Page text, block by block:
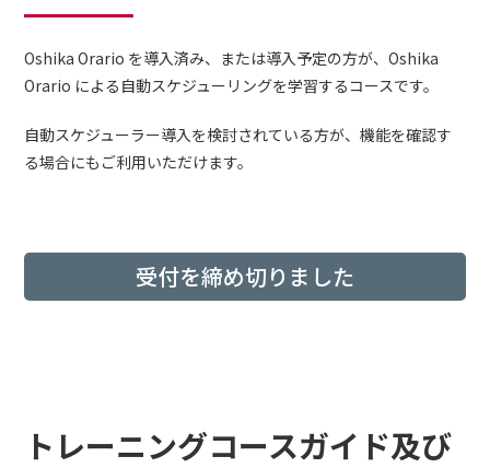
Oshika Orario を導入済み、または導入予定の方が、Oshika
Orario による自動スケジューリングを学習するコースです。
自動スケジューラー導入を検討されている方が、機能を確認す
る場合にもご利用いただけます。
受付を締め切りました
トレーニングコースガイド及び